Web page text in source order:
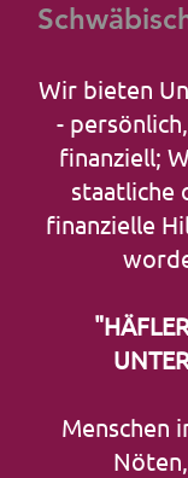
Wir bieten
-
finanziell;
staatliche
finanzielle
Menschen